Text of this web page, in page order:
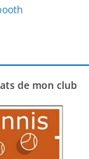
de mon club